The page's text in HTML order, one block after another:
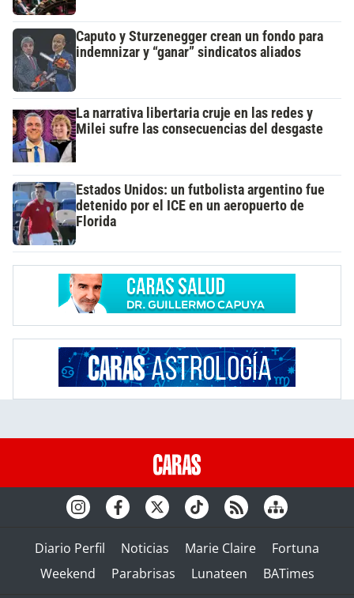
Caputo y Sturzenegger crean un fondo para
indemnizar y “ganar” sindicatos aliados
La narrativa libertaria cruje en las redes y
Milei sufre las consecuencias del desgaste
Estados Unidos: un futbolista argentino fue
detenido por el ICE en un aeropuerto de
Florida
Diario Perfil Noticias Marie Claire
Fortuna
Weekend
Parabrisas Lunateen BATimes